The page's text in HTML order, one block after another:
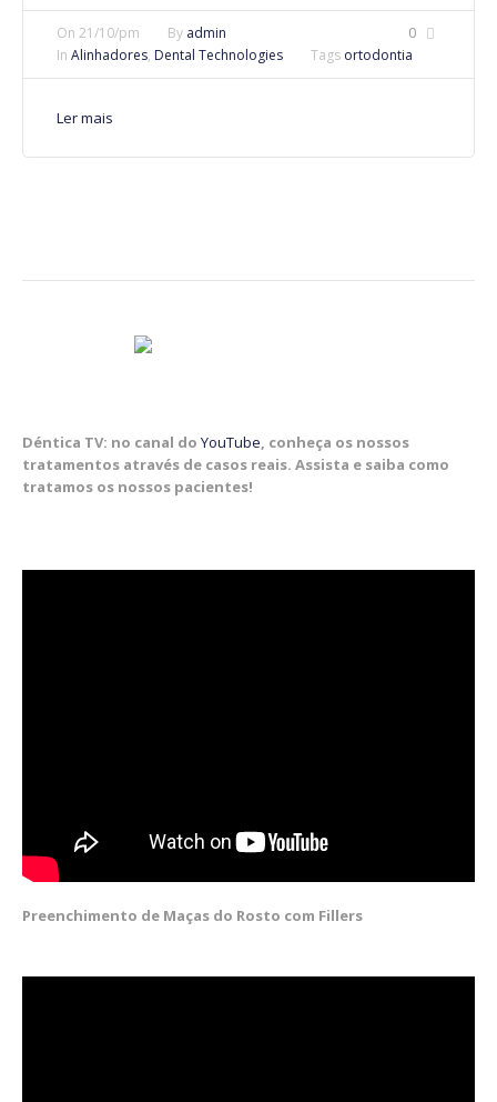
0
On 21/10/pm By admin
In Alinhadores, Dental Technologies Tags ortodontia
Ler mais
Déntica TV: no canal do YouTube, conheça os nossos
tratamentos através de casos reais. Assista e saiba como
tratamos os nossos pacientes!
Preenchimento de Maças do Rosto com Fillers